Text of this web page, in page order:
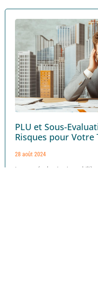
PLU et Sous-
Risques pour Votre
28 août 2024
La sous-évaluation